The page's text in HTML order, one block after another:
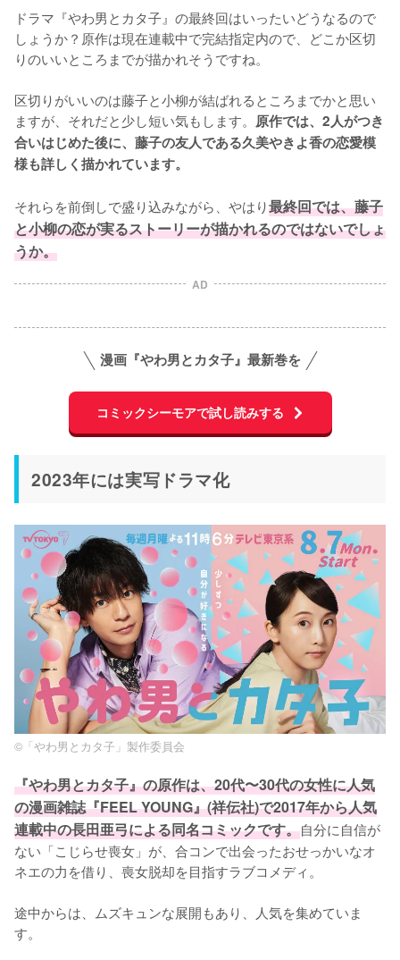
ドラマ『やわ男とカタ子』の最終回はいったいどうなるので
しょうか？原作は現在連載中で完結指定内ので、どこか区切
りのいいところまでが描かれそうですね。
区切りがいいのは藤子と小柳が結ばれるところまでかと思い
ますが、それだと少し短い気もします。 原作では、2人がつき
合いはじめた後に、藤子の友人である久美やきよ香の恋愛模
様も詳しく描かれています。
それらを前倒しで盛り込みながら、やはり最終回では、藤子
と小柳の恋が実るストーリーが描かれるのではないでしょ
うか。
AD
漫画『やわ男とカタ子』最新巻を
コミックシーモアで試し読みする
2023年には実写ドラマ化
©「やわ男とカタ子」製作委員会
『やわ男とカタ子』の原作は、20代〜30代の女性に人気
の漫画雑誌『FEEL YOUNG』(祥伝社)で2017年から人気
連載中の長田亜弓による同名コミックです。自分に自信が
ない「こじらせ喪女」が、合コンで出会ったおせっかいなオ
ネエの力を借り、喪女脱却を目指すラブコメディ。
途中からは、ムズキュンな展開もあり、人気を集めていま
す。